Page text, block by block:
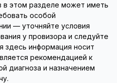
в этом разделе может иметь
особой
— уточняйте условия
у провизора и следуйте
здесь информация носит
рекомендацией к
диагноза и назначением